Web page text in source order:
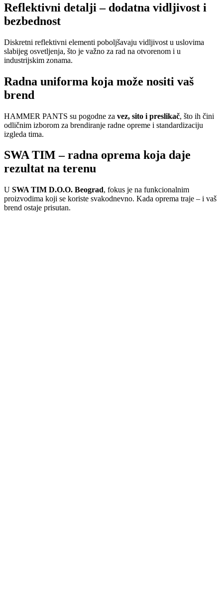
Reflektivni detalji – dodatna vidljivost i
bezbednost
Diskretni reflektivni elementi poboljšavaju vidljivost u uslovima
slabijeg osvetljenja, što je važno za rad na otvorenom i u
industrijskim zonama.
Radna uniforma koja može nositi vaš
brend
HAMMER PANTS su pogodne za vez, sito i preslikač, što ih čini
odličnim izborom za brendiranje radne opreme i standardizaciju
izgleda tima.
SWA TIM – radna oprema koja daje
rezultat na terenu
U SWA TIM D.O.O. Beograd, fokus je na funkcionalnim
proizvodima koji se koriste svakodnevno. Kada oprema traje – i vaš
brend ostaje prisutan.